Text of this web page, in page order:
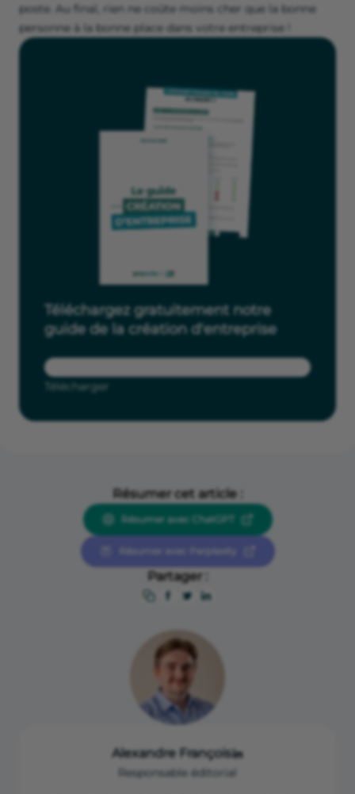
poste. Au final, rien ne coûte moins cher que la bonne
personne à la bonne place dans votre entreprise !
Téléchargez gratuitement notre
guide de la création d'entreprise
Télécharger
Résumer cet article :
Résumer avec ChatGPT
Résumer avec Perplexity
Partager :
Alexandre François
Responsable éditorial